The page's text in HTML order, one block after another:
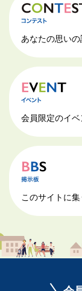
あなたの思いの
会員限定のイベ
このサイトに